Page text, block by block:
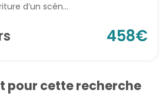
d’un scén...
s 458€
pour cette recherche